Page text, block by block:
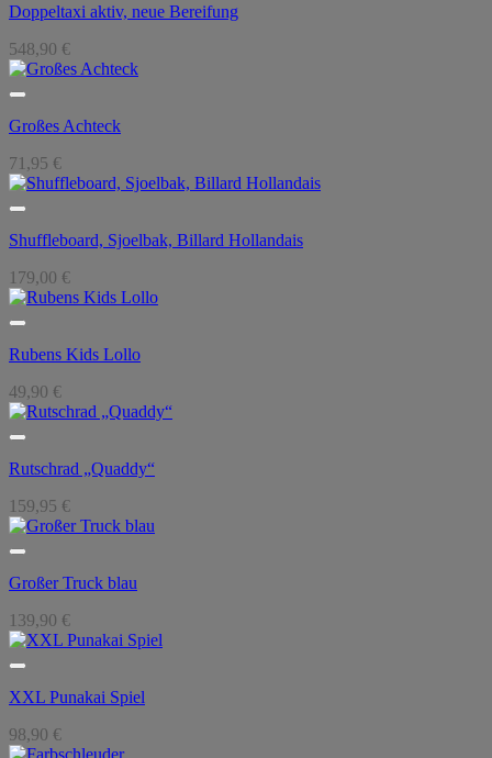
Doppeltaxi aktiv, neue Bereifung
548,90 €
Großes Achteck
71,95 €
Shuffleboard, Sjoelbak, Billard Hollandais
179,00 €
Rubens Kids Lollo
49,90 €
Rutschrad „Quaddy“
159,95 €
Großer Truck blau
139,90 €
XXL Punakai Spiel
98,90 €